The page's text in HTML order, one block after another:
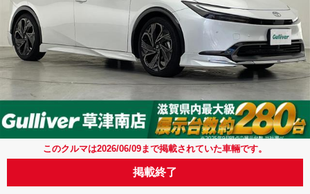
このクルマは2026/06/09まで掲載されていた車輛です。
掲載終了